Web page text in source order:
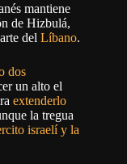
mantiene
de Hizbulá,
del Líbano.
dos
un alto el
extenderlo
la tregua
israelí y la